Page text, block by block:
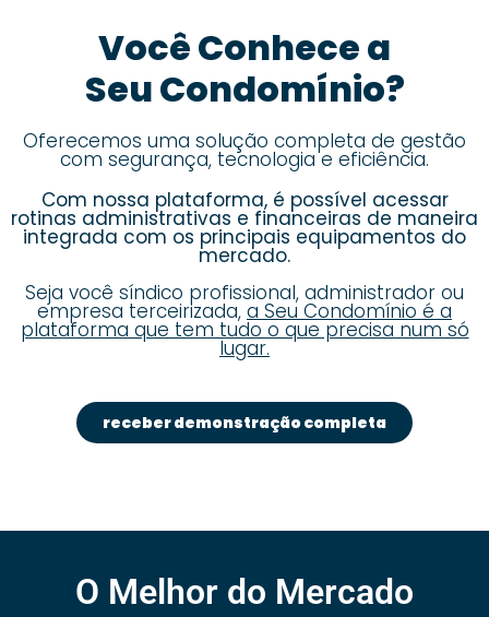
Você Conhece a
Seu Condomínio?
Oferecemos uma solução completa de gestão
com segurança, tecnologia e eficiência.
Com nossa plataforma, é possível acessar
rotinas administrativas e financeiras de maneira
integrada com os principais equipamentos do
mercado.
Seja você síndico profissional, administrador ou
empresa terceirizada, a Seu Condomínio é a
plataforma que tem tudo o que precisa num só
lugar.
receber demonstração completa
O Melhor do Mercado